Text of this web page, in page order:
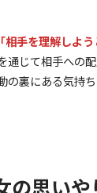
相手を理解しよ
じて相手へ
の裏にある気持ち
の思い